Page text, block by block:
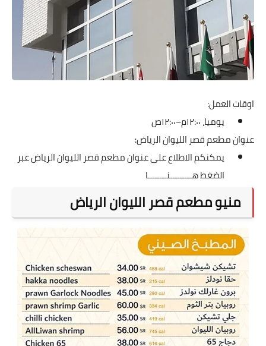
اوقات العمل:
يوميا، ١٢:٠٠م–١٢:٠٠ص
عنوان مطعم قصر الليوان الرياض:
يمكنكم الاطلاع على عنوان مطعم قصر الليوان الرياض عبر
الضغطهـــــــــنــــــــا
منيو مطعم قصر الليوان الرياض